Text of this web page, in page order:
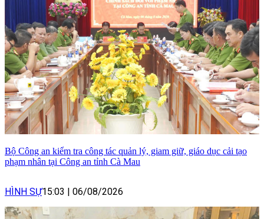
Bộ Công an kiểm tra công tác quản lý, giam giữ, giáo dục cải tạo
phạm nhân tại Công an tỉnh Cà Mau
HÌNH SỰ15:03 | 06/08/2026